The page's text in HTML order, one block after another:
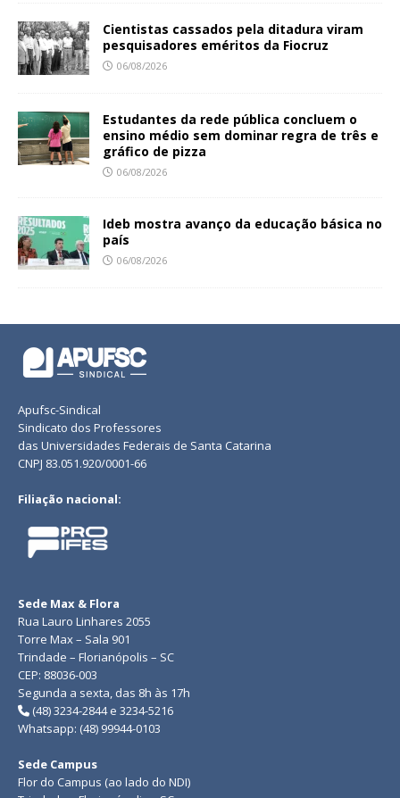
Cientistas cassados pela ditadura viram
pesquisadores eméritos da Fiocruz
06/08/2026
Estudantes da rede pública concluem o
ensino médio sem dominar regra de três e
gráfico de pizza
06/08/2026
Ideb mostra avanço da educação básica no
país
06/08/2026
Apufsc-Sindical
Sindicato dos Professores
das Universidades Federais de Santa Catarina
CNPJ 83.051.920/0001-66
Filiação nacional:
Sede Max & Flora
Rua Lauro Linhares 2055
Torre Max – Sala 901
Trindade – Florianópolis – SC
CEP: 88036-003
Segunda a sexta, das 8h às 17h
(48) 3234-2844 e 3234-5216
Whatsapp: (48) 99944-0103
Sede Campus
Flor do Campus (ao lado do NDI)